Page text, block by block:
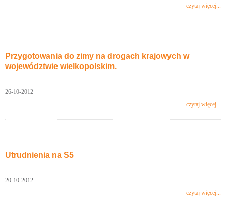
czytaj więcej...
Przygotowania do zimy na drogach krajowych w
województwie wielkopolskim.
26-10-2012
czytaj więcej...
Utrudnienia na S5
20-10-2012
czytaj więcej...